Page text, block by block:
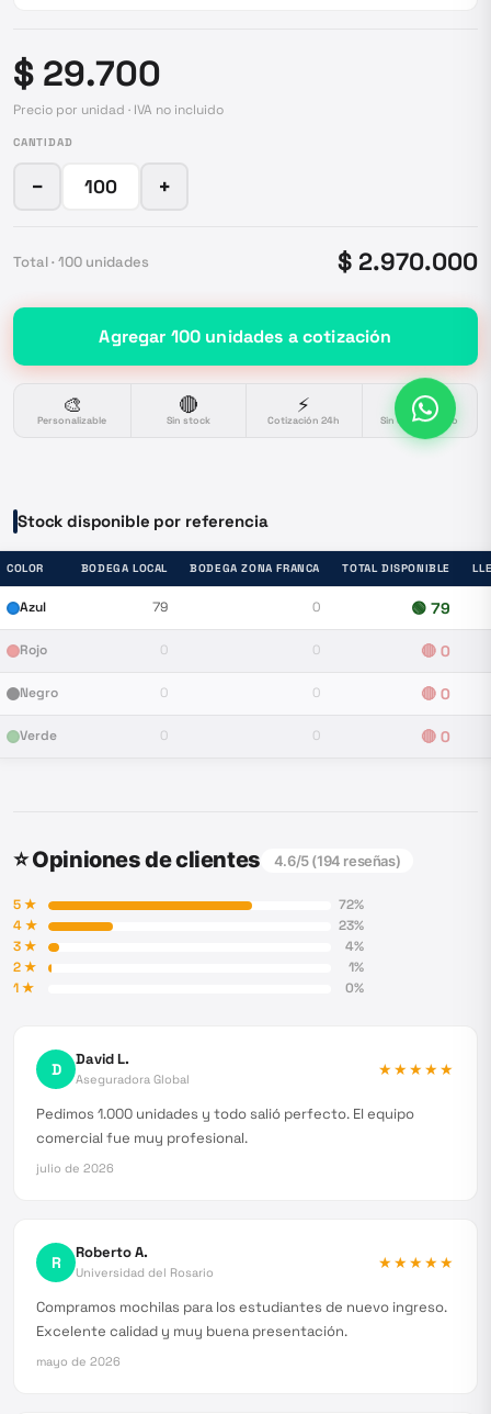
$ 29.700
Precio por unidad · IVA no incluido
CANTIDAD
− +
Total · 100 unidades $ 2.970.000
Agregar 100 unidades a cotización
🎨
Personalizable
🔴
Sin stock
⚡
Cotización 24h
🔒
Sin compromiso
Stock disponible por referencia
COLOR BODEGA LOCAL BODEGA ZONA FRANCA TOTAL DISPONIBLE
Azul 79 0 🟢 79
Rojo 0 0 🔴 0
Negro 0 0 🔴 0
Verde 0 0 🔴 0
⭐ Opiniones de clientes 4.6/5 (194 reseñas)
5★ 72%
4★ 23%
3★ 4%
2★ 1%
1★ 0%
D David L.
Aseguradora Global
★★★★★
Pedimos 1.000 unidades y todo salió perfecto. El equipo
comercial fue muy profesional.
julio de 2026
R Roberto A.
Universidad del Rosario
★★★★★
Compramos mochilas para los estudiantes de nuevo ingreso.
Excelente calidad y muy buena presentación.
mayo de 2026